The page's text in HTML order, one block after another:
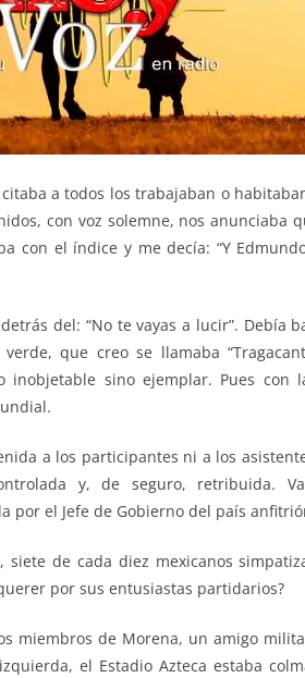
a todos los trabajaban o
con voz solemne, nos anunciaba
con el índice y me decía: “Y
del: “No te vayas a lucir”. Debía
que creo se llamaba
inobjetable sino ejemplar. Pues con
a los participantes ni a los
y, de seguro, retribuida.
por el Jefe de Gobierno del país
siete de cada diez mexicanos
por sus entusiastas partidarios?
miembros de Morena, un amigo
el Estadio Azteca estaba